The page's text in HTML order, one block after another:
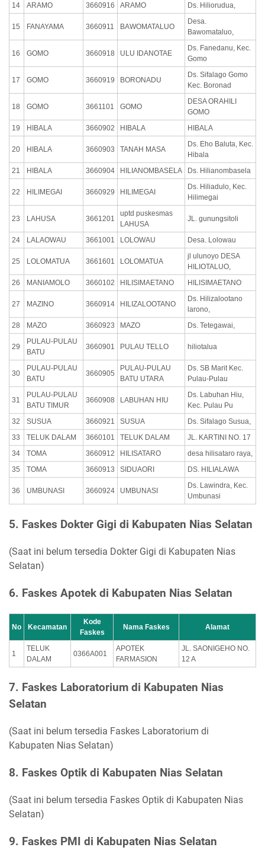
14
ARAMO 3660916 ARAMO Ds. Hiliorudua,
15 FANAYAMA 3660911 BAWOMATALUO
Desa.
Bawomataluo,
16 GOMO 3660918 ULU IDANOTAE
Ds. Fanedanu, Kec.
Gomo
17 GOMO 3660919 BORONADU
Ds. Sifalago Gomo
Kec. Boronad
18 GOMO 3661101 GOMO
DESA ORAHILI
GOMO
19
HIBALA 3660902 HIBALA HIBALA
20 HIBALA 3660903 TANAH MASA
Ds. Eho Baluta, Kec.
Hibala
21
HIBALA 3660904 HILIANOMBASELA Ds. Hilianombasela
22 HILIMEGAI 3660929 HILIMEGAI
Ds. Hiliadulo, Kec.
Hilimegai
23 LAHUSA 3661201
uptd puskesmas
LAHUSA
JL. gunungsitoli
24 LALAOWAU 3661001 LOLOWAU Desa. Lolowau
25 LOLOMATUA 3661601 LOLOMATUA
jl ulunoyo DESA
HILIOTALUO,
26
MANIAMOLO 3660102 HILISIMAETANO HILISIMAETANO
27 MAZINO 3660914 HILIZALOOTANO
Ds. Hilizalootano
larono,
28
MAZO 3660923 MAZO Ds. Tetegawai,
29
PULAU-PULAU
BATU
3660901 PULAU TELLO hiliotalua
30
PULAU-PULAU
BATU
3660905
PULAU-PULAU
BATU UTARA
Ds. SB Marit Kec.
Pulau-Pulau
31
PULAU-PULAU
BATU TIMUR
3660908 LABUHAN HIU
Ds. Labuhan Hiu,
Kec. Pulau Pu
32
SUSUA 3660921 SUSUA
Ds. Sifalago Susua,
33
TELUK DALAM 3660101 TELUK DALAM
JL. KARTINI NO. 17
34
TOMA 3660912 HILISATARO
desa hilisataro raya,
35
TOMA 3660913 SIDUAORI DS. HILIALAWA
36 UMBUNASI 3660924 UMBUNASI
Ds. Lawindra, Kec.
Umbunasi
5. Faskes Dokter Gigi di Kabupaten Nias Selatan
(Saat ini belum tersedia Dokter Gigi di Kabupaten Nias
Selatan)
6. Faskes Apotek di Kabupaten Nias Selatan
No Kecamatan
Kode
Faskes
Nama Faskes Alamat
1
TELUK
DALAM
0366A001
APOTEK
FARMASION
JL. SAONIGEHO NO.
12 A
7. Faskes Laboratorium di Kabupaten Nias
Selatan
(Saat ini belum tersedia Faskes Laboratorium di
Kabupaten Nias Selatan)
8. Faskes Optik di Kabupaten Nias Selatan
(Saat ini belum tersedia Faskes Optik di Kabupaten Nias
Selatan)
9. Faskes PMI di Kabupaten Nias Selatan